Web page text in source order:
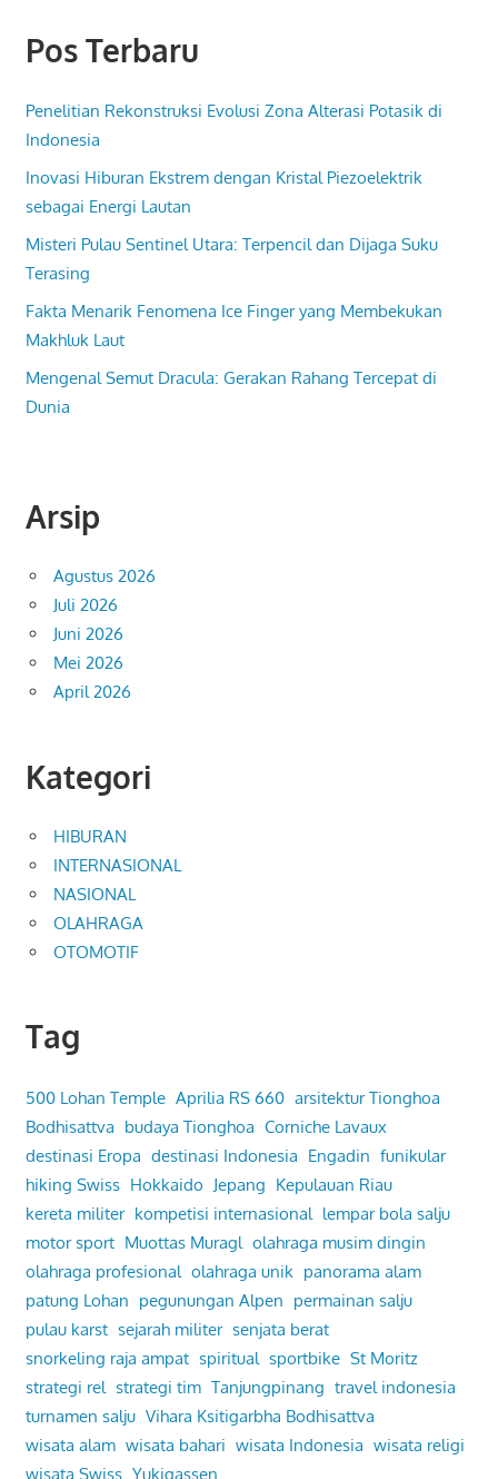
Pos Terbaru
Penelitian Rekonstruksi Evolusi Zona Alterasi Potasik di
Indonesia
Inovasi Hiburan Ekstrem dengan Kristal Piezoelektrik
sebagai Energi Lautan
Misteri Pulau Sentinel Utara: Terpencil dan Dijaga Suku
Terasing
Fakta Menarik Fenomena Ice Finger yang Membekukan
Makhluk Laut
Mengenal Semut Dracula: Gerakan Rahang Tercepat di
Dunia
Arsip
Agustus 2026
Juli 2026
Juni 2026
Mei 2026
April 2026
Kategori
HIBURAN
INTERNASIONAL
NASIONAL
OLAHRAGA
OTOMOTIF
Tag
500 Lohan Temple Aprilia RS 660 arsitektur Tionghoa
Bodhisattva budaya Tionghoa Corniche Lavaux
destinasi Eropa destinasi Indonesia Engadin funikular
hiking Swiss Hokkaido Jepang Kepulauan Riau
kereta militer kompetisi internasional lempar bola salju
motor sport Muottas Muragl olahraga musim dingin
olahraga profesional olahraga unik panorama alam
patung Lohan pegunungan Alpen permainan salju
pulau karst sejarah militer senjata berat
snorkeling raja ampat spiritual sportbike St Moritz
strategi rel strategi tim Tanjungpinang travel indonesia
turnamen salju Vihara Ksitigarbha Bodhisattva
wisata alam wisata bahari wisata Indonesia wisata religi
wisata Swiss Yukigassen